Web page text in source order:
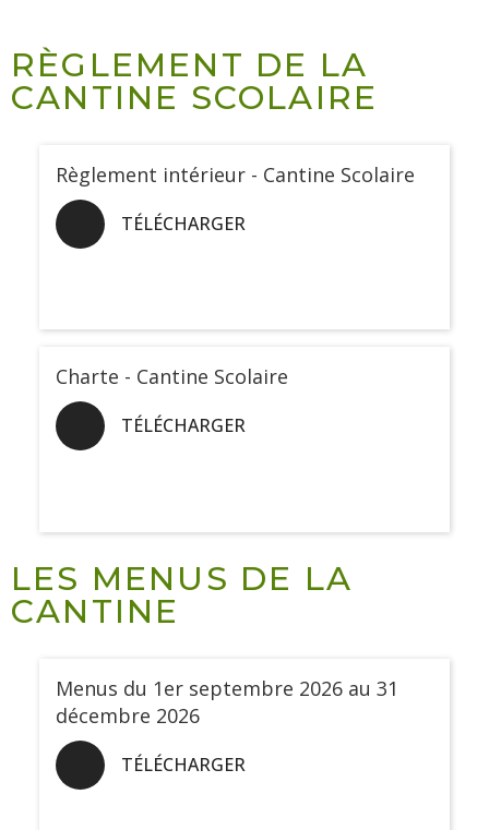
RÈGLEMENT DE LA
CANTINE SCOLAIRE
Règlement intérieur - Cantine Scolaire
TÉLÉCHARGER
Charte - Cantine Scolaire
TÉLÉCHARGER
LES MENUS DE LA
CANTINE
Menus du 1er septembre 2026 au 31
décembre 2026
TÉLÉCHARGER